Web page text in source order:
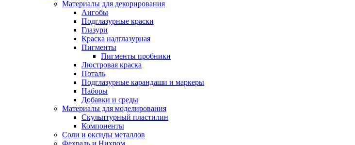
Материалы для декорирования
Ангобы
Подглазурные краски
Глазури
Краска надглазурная
Пигменты
Пигменты пробники
Люстровая краска
Поталь
Подглазурные карандаши и маркеры
Наборы
Добавки и среды
Материалы для моделирования
Скульптурный пластилин
Компоненты
Соли и оксиды металлов
Фехраль и Нихром